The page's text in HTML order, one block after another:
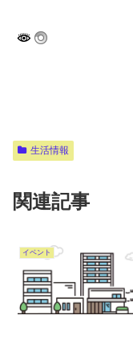
生活情報
関連記事
イベント